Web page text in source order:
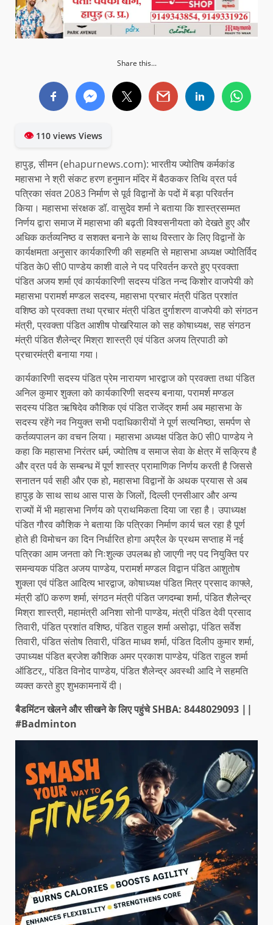
Share this...
👁110 views Views
हापुड़, सीमन (ehapurnews.com): भारतीय ज्योतिष कर्मकांड
महासभा ने श्री संकट हरण हनुमान मंदिर में बैठककर तिथि व्रत पर्व
पत्रिका संवत 2083 निर्माण से पूर्व विद्वानों के पदों में बड़ा परिवर्तन
किया। महासभा संरक्षक डॉ. वासुदेव शर्मा ने बताया कि शास्त्रसम्मत
निर्णय द्वारा समाज में महासभा की बढ़ती विश्वसनीयता को देखते हुए और
अधिक कर्तव्यनिष्ठ व सशक्त बनाने के साथ विस्तार के लिए विद्वानों के
कार्यक्षमता अनुसार कार्यकारिणी की सहमति से महासभा अध्यक्ष ज्योतिर्विद
पंडित के0 सी0 पाण्डेय काशी वाले ने पद परिवर्तन करते हुए प्रवक्ता
पंडित अजय शर्मा एवं कार्यकारिणी सदस्य पंडित नन्द किशोर वाजपेयी को
महासभा परामर्श मण्डल सदस्य, महासभा प्रचार मंत्री पंडित प्रशांत
वशिष्ठ को प्रवक्ता तथा प्रचार मंत्री पंडित दुर्गाशरण वाजपेयी को संगठन
मंत्री, प्रवक्ता पंडित आशीष पोखरियाल को सह कोषाध्यक्ष, सह संगठन
मंत्री पंडित शैलेन्द्र मिश्रा शास्त्री एवं पंडित अजय त्रिपाठी को
प्रचारमंत्री बनाया गया।
कार्यकारिणी सदस्य पंडित प्रेम नारायण भारद्वाज को प्रवक्ता तथा पंडित
अनिल कुमार शुक्ला को कार्यकारिणी सदस्य बनाया, परामर्श मण्डल
सदस्य पंडित ऋषिदेव कौशिक एवं पंडित राजेंद्र शर्मा अब महासभा के
सदस्य रहेंगे नव नियुक्त सभी पदाधिकारीयों ने पूर्ण सत्यनिष्ठा, समर्पण से
कर्तव्यपालन का वचन लिया। महासभा अध्यक्ष पंडित के0 सी0 पाण्डेय ने
कहा कि महासभा निरंतर धर्म, ज्योतिष व समाज सेवा के क्षेत्र में सक्रिय है
और व्रत पर्व के सम्बन्ध में पूर्ण शास्त्र प्रामाणिक निर्णय करती है जिससे
सनातन पर्व सही और एक हो, महासभा विद्वानों के अथक प्रयास से अब
हापुड़ के साथ साथ आस पास के जिलों, दिल्ली एनसीआर और अन्य
राज्यों में भी महासभा निर्णय को प्राथमिकता दिया जा रहा है। उपाध्यक्ष
पंडित गौरव कौशिक ने बताया कि पत्रिका निर्माण कार्य चल रहा है पूर्ण
होते ही विमोचन का दिन निर्धारित होगा अप्रैल के प्रथम सप्ताह में नई
पत्रिका आम जनता को निःशुल्क उपलब्ध हो जाएगी नए पद नियुक्ति पर
समन्वयक पंडित अजय पाण्डेय, परामर्श मण्डल विद्वान पंडित आशुतोष
शुक्ला एवं पंडित आदित्य भारद्वाज, कोषाध्यक्ष पंडित मित्र प्रसाद काफ्ले,
मंत्री डॉ0 करुण शर्मा, संगठन मंत्री पंडित जगदम्बा शर्मा, पंडित शैलेन्द्र
मिश्रा शास्त्री, महामंत्री अनिशा सोनी पाण्डेय, मंत्री पंडित देवी प्रसाद
तिवारी, पंडित प्रशांत वशिष्ठ, पंडित राहुल शर्मा असोढ़ा, पंडित सर्वेश
तिवारी, पंडित संतोष तिवारी, पंडित माधव शर्मा, पंडित दिलीप कुमार शर्मा,
उपाध्यक्ष पंडित ब्रजेश कौशिक अमर प्रकाश पाण्डेय, पंडित राहुल शर्मा
ऑडिटर,, पंडित विनोद पाण्डेय, पंडित शैलेन्द्र अवस्थी आदि ने सहमति
व्यक्त करते हुए शुभकामनायें दी।
बैडमिंटन खेलने और सीखने के लिए पहुंचे SHBA: 8448029093 ||
#Badminton